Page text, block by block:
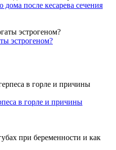
после кесарева сечения
эстрогеном?
в горле и причины